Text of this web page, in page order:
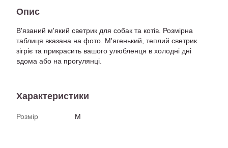
Опис
В'язаний м'який светрик для собак та котів. Розмірна
таблиця вказана на фото. М'ягенький, теплий светрик
зігріє та прикрасить вашого улюбленця в холодні дні
вдома або на прогулянці.
Характеристики
Розмір M